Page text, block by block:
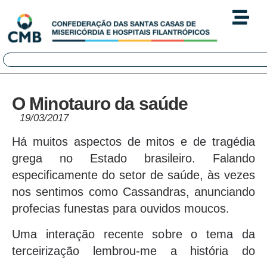
O Minotauro da saúde
19/03/2017
Há muitos aspectos de mitos e de tragédia
grega no Estado brasileiro. Falando
especificamente do setor de saúde, às vezes
nos sentimos como Cassandras, anunciando
profecias funestas para ouvidos moucos.
Uma interação recente sobre o tema da
terceirização lembrou-me a história do